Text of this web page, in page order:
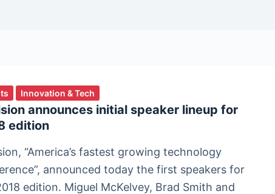
Innovation & Tech
announces initial speaker lineup for
edition
“America’s fastest growing technology
announced today the first speakers for
edition. Miguel McKelvey, Brad Smith and